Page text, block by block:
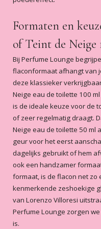
besteld even
zo lekker ruikt!!
ook een fles
Lees meer
Vanessa Binnendijk
5/5
Geweldig
Hallo hartelijk
snelle service.
heerlijk die geur.
je als je hem
poederig Je
,en hij vervliegt
het helemaal
kreeg.want die
weer iets voor
die 5 ml flacon
.dank jullie
parfum wil
S hospers -2019-
5/5
Om bij weg te
Verrast door
een pakketje
verpakt met alle
Formaten en
of Teint de Neige
Bij Perfume Lounge
flaconformaat afhangt van
deze klassieker
Neige eau de toilette 100
is de ideale keuze voor de
of zeer regelmatig draagt.
Neige eau de toilette 50 ml
geur voor het eerst
dagelijks gebruikt of hem
ook een handzamer
formaat, is de flacon net zo
kenmerkende zeshoekige
van Lorenzo Villoresi
Perfume Lounge zorgen
is.